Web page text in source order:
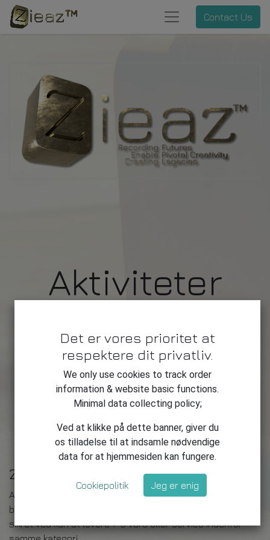
Contact Us
Aktiviteter
Produktion af
Workshops i AI
Viden
Frivilligt arbejde
Zieaz 10X™ er et design initiativ
At drive forretning i dag kræver nye metoder, og det
betyder ofte at en virksomhed ikke længere kan være
sikret ved kun at levere 1-5 vare eller service indenfor
Det er vores prioritet at
respektere dit privatliv.
We only use cookies to track order
information & website basic functions.
Minimal data collecting policy;
Ved at klikke på dette banner, giver du
os tilladelse til at indsamle nødvendige
data for at hjemmesiden kan fungere.
Cookiepolitik Jeg er enig